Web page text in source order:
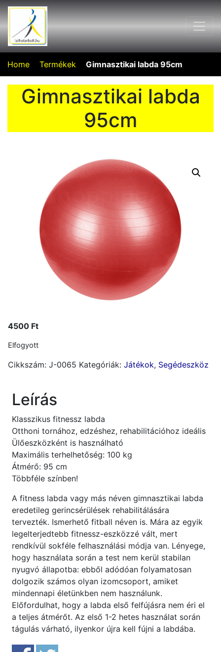
Home Termékek Gimnasztikai labda 95cm
Gimnasztikai labda
95cm
4500 Ft
Elfogyott
Cikkszám: J-0065 Kategóriák: Játékok, Segédeszköz
Leírás
Klasszikus fitnessz labda
Otthoni tornához, edzéshez, rehabilitációhoz ideális
Ülőeszközként is használható
Maximális terhelhetőség: 100 kg
Átmérő: 95 cm
Többféle színben!
A fitness labda vagy más néven gimnasztikai labda
eredetileg gerincsérülések rehabilitálására
tervezték. Ismerhető fitball néven is. Mára az egyik
legelterjedtebb fitnessz-eszközzé vált, mert
rendkívül sokféle felhasználási módja van. Lényege,
hogy használata során a test nem kerül stabilan
nyugvó állapotba: ebből adódóan folyamatosan
dolgozik számos olyan izomcsoport, amiket
mindennapi életünkben nem használunk.
Előfordulhat, hogy a labda első felfújásra nem éri el
a teljes átmérőt. Az első 1-2 hetes használat során
tágulás várható, ilyenkor újra kell fújni a labdába.